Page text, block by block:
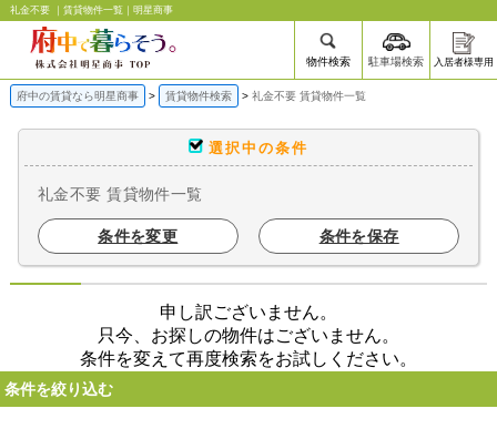
礼金不要 ｜賃貸物件一覧｜明星商事
物件検索 駐車場検索 入居者様専用
府中の賃貸なら明星商事 賃貸物件検索 礼金不要 賃貸物件一覧
選択中の条件
礼金不要 賃貸物件一覧
条件を変更 条件を保存
申し訳ございません。
只今、お探しの物件はございません。
条件を変えて再度検索をお試しください。
条件を絞り込む